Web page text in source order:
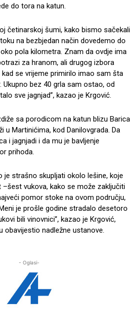
do tora na katun.
četinarskoj šumi, kako bismo sačekali
na bezbjedan način dovedemo do
pola kilometra. Znam da ovdje ima
za hranom, ali drugog izbora
kad se vrijeme primirilo imao sam šta
Ukupno bez 40 grla sam ostao, od
sve jagnjad”, kazao je Krgović.
sa porodicom na katun blizu Barica
u Martinićima, kod Danilovgrada. Da
i jagnjadi i da mu je bavljenje
prihoda.
je strašno skupljati okolo lešine, koje
vukova, kako se može zaključiti
pomor stoke na ovom području,
je prošle godine stradalo desetoro
bili vinovnici”, kazao je Krgović,
obavijestio nadležne ustanove.
- Oglasi-